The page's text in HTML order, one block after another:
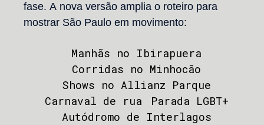
fase. A nova versão amplia o roteiro para
mostrar São Paulo em movimento:
Manhãs no Ibirapuera
Corridas no Minhocão
Shows no Allianz Parque
Carnaval de rua
Parada LGBT+
Autódromo de Interlagos